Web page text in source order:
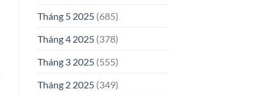
Tháng 5 2025(685)
Tháng 4 2025(378)
Tháng 3 2025(555)
Tháng 2 2025(349)